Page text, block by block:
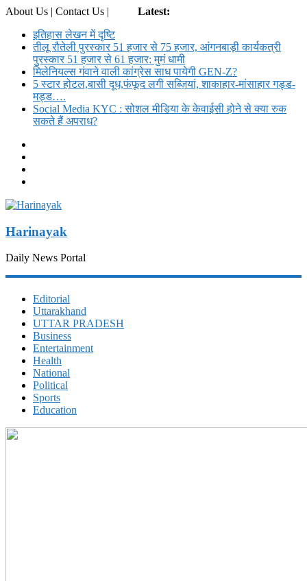
About Us | Contact Us |
Latest:
इतिहास लेखन में दृष्टि
तीलू रौतेली पुरस्कार 51 हजार से 75 हजार, आंगनबाड़ी कार्यकत्री
पुरस्कार 51 हजार से 61 हजार: मुमं धामी
मिलेनियल्स गंवाने वाली कांग्रेस साध पायेगी GEN-Z?
5 स्टार होटल,बासी दूध,फंफूद लगी सब्ज़ियां, शाकाहार-मांसाहार गड्ड-
मड्ड….
Social Media KYC : सोशल मीडिया के केवाईसी होने से क्या रुक
सकते हैं अपराध?
Harinayak
Daily News Portal
Editorial
Uttarakhand
UTTAR PRADESH
Business
Entertainment
Health
National
Political
Sports
Education